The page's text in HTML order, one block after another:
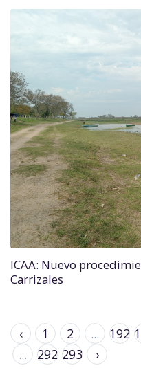
ICAA: Nuevo
Carrizales
‹ 1 2 ... 192
...
292 293 ›